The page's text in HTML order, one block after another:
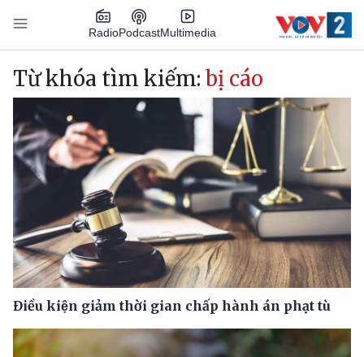
Nhảy đến nội dung
RadioPodcastMultimedia
Main navigation
Từ khóa tìm kiếm: bị cáo
Điều kiện giảm thời gian chấp hành án phạt tù